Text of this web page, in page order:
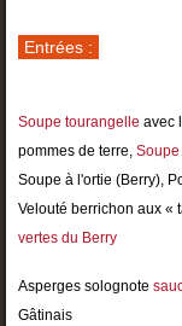
Entrées :
Soupe tourangelle avec
pommes de terre,
Soupe à l'ortie (Berry),
Velouté berrichon aux «
vertes du Berry
Asperges solognote
Gâtinais